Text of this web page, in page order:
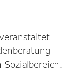
veranstaltet